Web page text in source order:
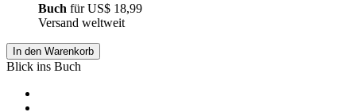
Buch fürUS$ 18,99
Versand weltweit
In den Warenkorb
Blick ins Buch